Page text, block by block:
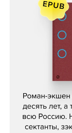
Кира